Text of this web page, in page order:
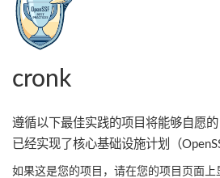
cronk
遵循以下最佳实践的项目将能够自愿的
已经实现了核心基础设施计划（
如果这是您的项目，请在您的项目页面